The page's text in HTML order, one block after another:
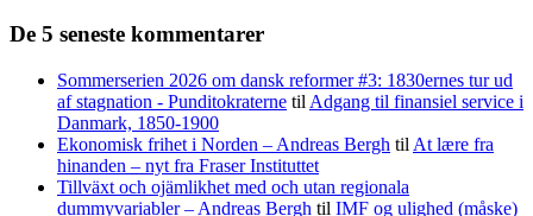
De 5 seneste kommentarer
Sommerserien 2026 om dansk reformer #3: 1830ernes tur ud
af stagnation - Punditokraterne til Adgang til finansiel service i
Danmark, 1850-1900
Ekonomisk frihet i Norden – Andreas Bergh til At lære fra
hinanden – nyt fra Fraser Instituttet
Tillväxt och ojämlikhet med och utan regionala
dummyvariabler – Andreas Bergh til IMF og ulighed (måske)